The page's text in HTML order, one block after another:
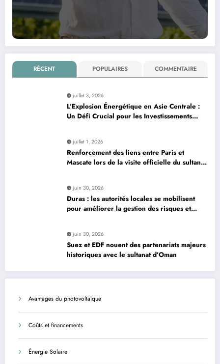
RÉCENT POPULAIRES COMMENTAIRE
juillet 3, 2026
L’Explosion Énergétique en Asie Centrale :
Un Défi Crucial pour les Investissements
juillet 1, 2026
Renforcement des liens entre Paris et
Mascate lors de la visite officielle du sultan
juin 30, 2026
Duras : les autorités locales se mobilisent
pour améliorer la gestion des risques et
juin 30, 2026
Suez et EDF nouent des partenariats majeurs
historiques avec le sultanat d’Oman
Avantages du photovoltaïque
Coûts et financements
Énergie Solaire